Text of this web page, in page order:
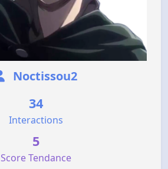
Noctissou2
34
Interactions
5
Score Tendance